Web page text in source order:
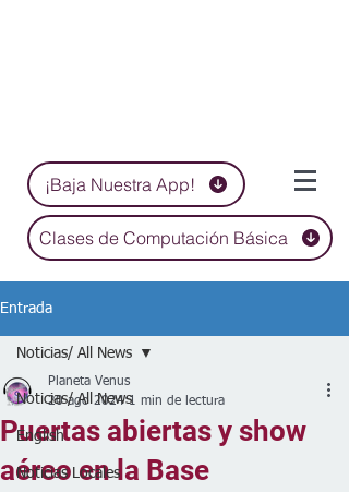
¡Baja Nuestra App!
Clases de Computación Básica
Entrada
Noticias/ All News
English
Noticias Locales
Noticias/ All News
Puertas abiertas y show
aéreo en la Base
Planeta Venus
20 ago 2024 1 min de lectura